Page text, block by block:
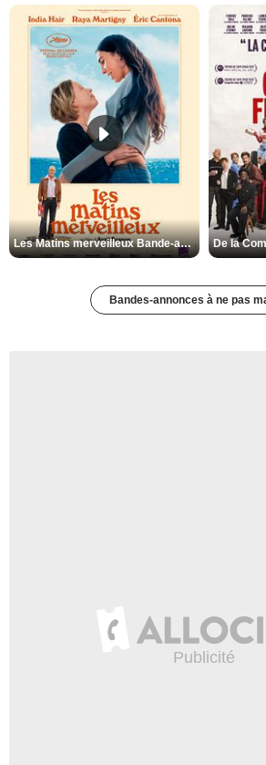
Les Matins merveilleux Bande-annonce VF
Bandes-annonces à ne pas